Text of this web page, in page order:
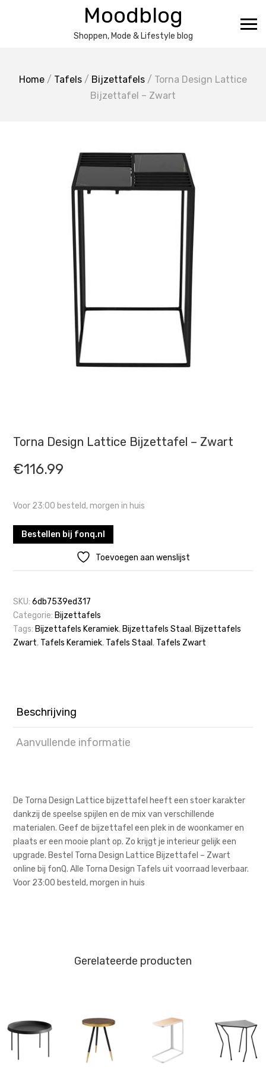
Moodblog
Shoppen, Mode & Lifestyle blog
Home / Tafels / Bijzettafels / Torna Design Lattice
Bijzettafel – Zwart
Torna Design Lattice Bijzettafel – Zwart
€116.99
Voor 23:00 besteld, morgen in huis
Bestellen bij fonq.nl
Toevoegen aan wenslijst
SKU:6db7539ed317
Categorie: Bijzettafels
Tags: Bijzettafels Keramiek, Bijzettafels Staal , Bijzettafels
Zwart, Tafels Keramiek, Tafels Staal , Tafels Zwart
Beschrijving
Aanvullende informatie
De Torna Design Lattice bijzettafel heeft een stoer karakter
dankzij de speelse spijlen en de mix van verschillende
materialen. Geef de bijzettafel een plek in de woonkamer en
plaats er een mooie plant op. Zo krijgt je interieur gelijk een
upgrade. Bestel Torna Design Lattice Bijzettafel – Zwart
online bij fonQ. Alle Torna Design Tafels uit voorraad leverbaar.
Voor 23:00 besteld, morgen in huis
Gerelateerde producten